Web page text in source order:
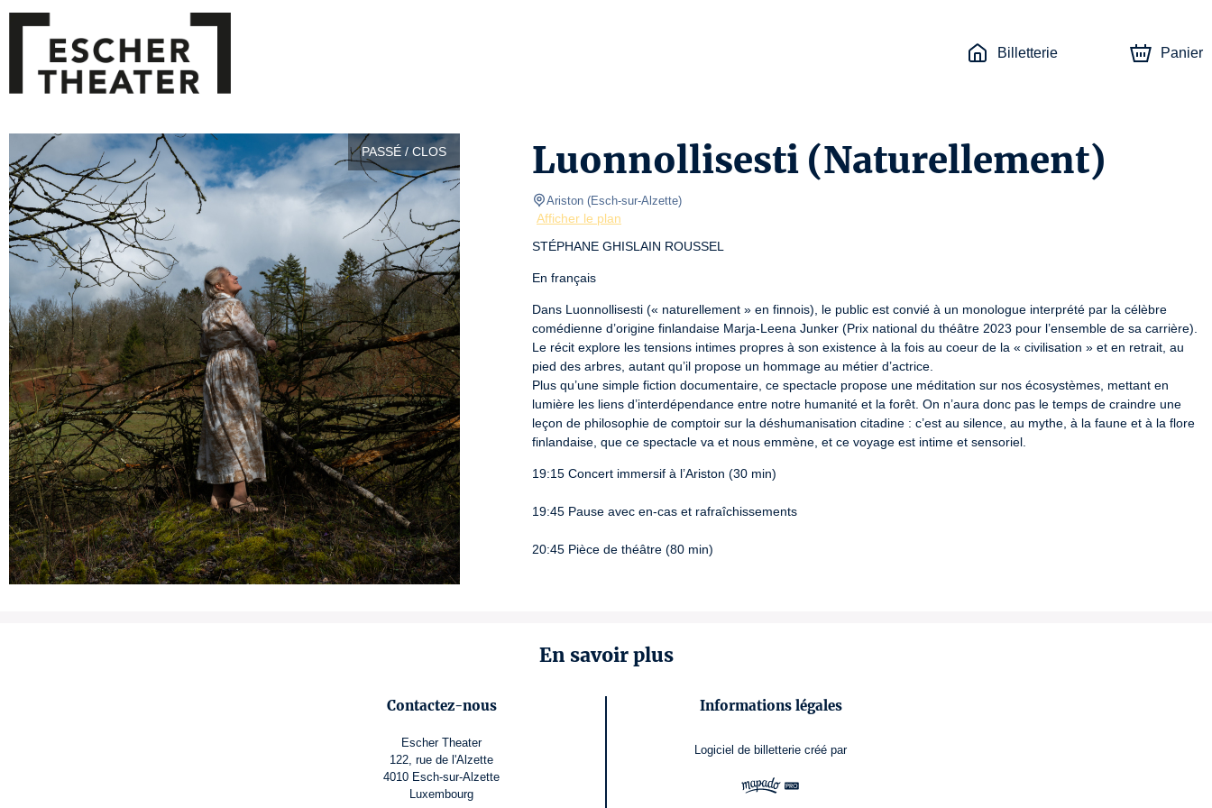
Billetterie Panier
PASSÉ / CLOS Luonnollisesti (Naturellement)
Ariston (Esch-sur-Alzette)
Afficher le plan
STÉPHANE GHISLAIN ROUSSEL
En français
Dans Luonnollisesti (« naturellement » en finnois), le public est convié à un monologue interprété par la célèbre
comédienne d’origine finlandaise Marja-Leena Junker (Prix national du théâtre 2023 pour l’ensemble de sa carrière).
Le récit explore les tensions intimes propres à son existence à la fois au coeur de la « civilisation » et en retrait, au
pied des arbres, autant qu’il propose un hommage au métier d’actrice.
Plus qu’une simple fiction documentaire, ce spectacle propose une méditation sur nos écosystèmes, mettant en
lumière les liens d’interdépendance entre notre humanité et la forêt. On n’aura donc pas le temps de craindre une
leçon de philosophie de comptoir sur la déshumanisation citadine : c’est au silence, au mythe, à la faune et à la flore
finlandaise, que ce spectacle va et nous emmène, et ce voyage est intime et sensoriel.
19:15 Concert immersif à l’Ariston (30 min)
19:45 Pause avec en-cas et rafraîchissements
20:45 Pièce de théâtre (80 min)
En savoir plus
Contactez-nous
Escher Theater
122, rue de l'Alzette
4010 Esch-sur-Alzette
Luxembourg
Informations légales
Logiciel de billetterie créé par